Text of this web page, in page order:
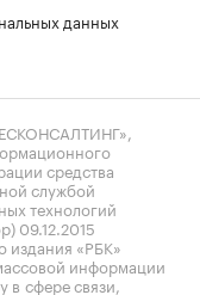
данных
средства
службой
технологий
09.12.2015
«РБК»
информации
сфере связи,